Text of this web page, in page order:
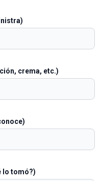
crema, etc.)
lo tomó?)